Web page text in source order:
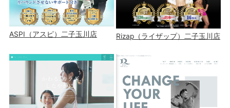
ASPI（アスピ）二子玉川店 Rizap（ライザップ）二子玉川店